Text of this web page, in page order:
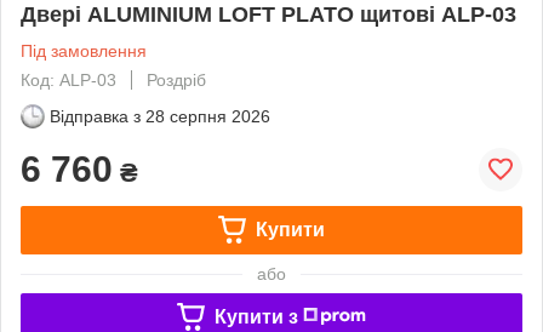
Двері ALUMINIUM LOFT PLATO щитові ALP-03
Під замовлення
Код: ALP-03
Роздріб
Відправка з 28 серпня 2026
6 760 ₴
Купити
або
Купити з